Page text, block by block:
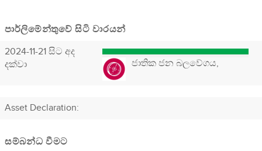
පාර්ලිමේන්තුවේ සිටි වාරයන්
2024-11-21 සිට අද
දක්වා
ජාතික ජන බලවේගය,
Asset Declaration:
සම්බන්ධ වීමට